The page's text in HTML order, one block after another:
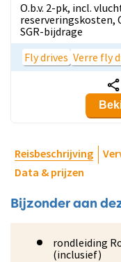
O.b.v. 2-pk, incl.
reserveringskosten,
SGR-bijdrage
Fly drives Verre fly
Reisbeschrijving
Data & prijzen
Bijzonder aan
rondleiding
(inclusief)